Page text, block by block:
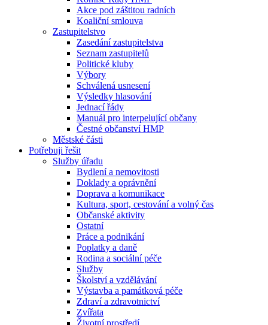
Akce pod záštitou radních
Koaliční smlouva
Zastupitelstvo
Zasedání zastupitelstva
Seznam zastupitelů
Politické kluby
Výbory
Schválená usnesení
Výsledky hlasování
Jednací řády
Manuál pro interpelující občany
Čestné občanství HMP
Městské části
Potřebuji řešit
Služby úřadu
Bydlení a nemovitosti
Doklady a oprávnění
Doprava a komunikace
Kultura, sport, cestování a volný čas
Občanské aktivity
Ostatní
Práce a podnikání
Poplatky a daně
Rodina a sociální péče
Služby
Školství a vzdělávání
Výstavba a památková péče
Zdraví a zdravotnictví
Zvířata
Životní prostředí